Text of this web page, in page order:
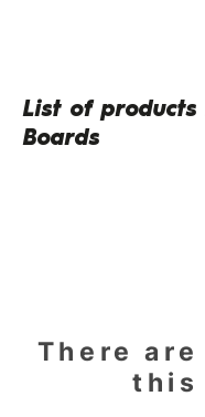
List of
Boards
There
this